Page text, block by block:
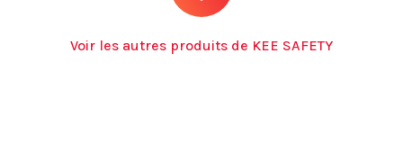
Voir les autres produits de KEE SAFETY